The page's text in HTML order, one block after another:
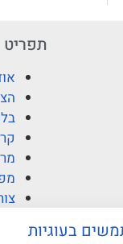
תפריט
בעוגיות